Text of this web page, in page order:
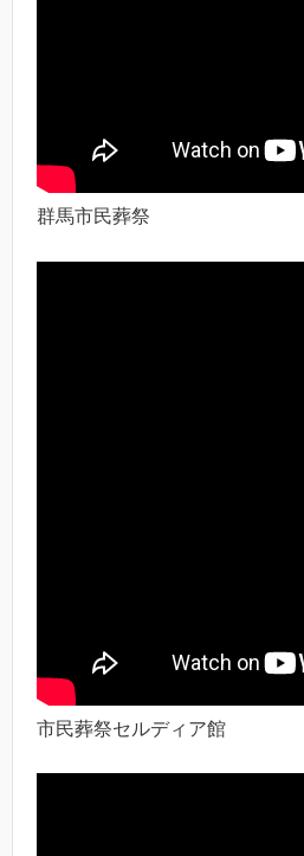
群馬市民葬祭
市民葬祭セルディア館